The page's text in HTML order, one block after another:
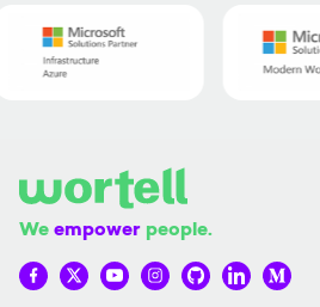
Weempower people.
Wortell op Facebook
Wortell op Twitter
Wortell op YouTube
Wortell op
Wortell op
Wortell